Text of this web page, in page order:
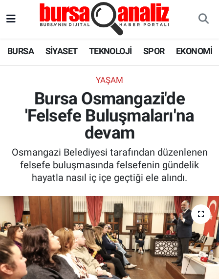
BURSA SİYASET TEKNOLOJİ SPOR EKONOMİ
YAŞAM
Bursa Osmangazi'de
'Felsefe Buluşmaları'na
devam
Osmangazi Belediyesi tarafından düzenlenen
felsefe buluşmasında felsefenin gündelik
hayatla nasıl iç içe geçtiği ele alındı.
SPOR
SAĞLIK
ASTROLOJİ
BLOG
Süper Lig Puan Durumu ve Fikstür
Son Dakika Haberleri
Haber Arşivi